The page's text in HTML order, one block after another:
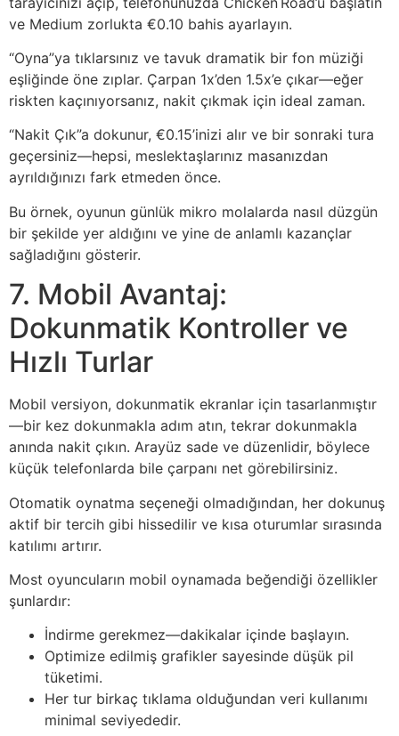
ve Medium zorlukta €0.10 bahis ayarlayın.
“Oyna”ya tıklarsınız ve tavuk dramatik bir fon müziği
eşliğinde öne zıplar. Çarpan 1x’den 1.5x’e çıkar—eğer
riskten kaçınıyorsanız, nakit çıkmak için ideal zaman.
“Nakit Çık”a dokunur, €0.15’inizi alır ve bir sonraki tura
geçersiniz—hepsi, meslektaşlarınız masanızdan
ayrıldığınızı fark etmeden önce.
Bu örnek, oyunun günlük mikro molalarda nasıl düzgün
bir şekilde yer aldığını ve yine de anlamlı kazançlar
sağladığını gösterir.
7. Mobil Avantaj:
Dokunmatik Kontroller ve
Hızlı Turlar
Mobil versiyon, dokunmatik ekranlar için tasarlanmıştır
—bir kez dokunmakla adım atın, tekrar dokunmakla
anında nakit çıkın. Arayüz sade ve düzenlidir, böylece
küçük telefonlarda bile çarpanı net görebilirsiniz.
Otomatik oynatma seçeneği olmadığından, her dokunuş
aktif bir tercih gibi hissedilir ve kısa oturumlar sırasında
katılımı artırır.
Most oyuncuların mobil oynamada beğendiği özellikler
şunlardır:
İndirme gerekmez—dakikalar içinde başlayın.
Optimize edilmiş grafikler sayesinde düşük pil
tüketimi.
Her tur birkaç tıklama olduğundan veri kullanımı
minimal seviyededir.